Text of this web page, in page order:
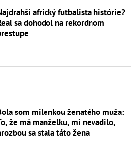
africký futbalista histórie?
sa dohodol na rekordnom
som milenkou ženatého muža:
že má manželku, mi nevadilo,
sa stala táto žena